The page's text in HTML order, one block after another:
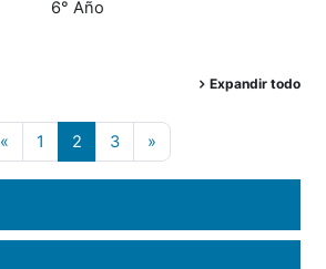
6° Año
Expandir todo
«Página anterior
1 Página 1
2Página 2
3Página 3
»Siguiente página